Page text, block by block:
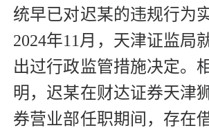
统早已对迟某的违规行为
2024年11月，天津证监局
出过行政监管措施决定。
明，迟某在财达证券天津
券营业部任职期间，存在